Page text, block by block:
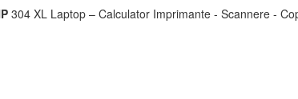
304 XL Laptop – Calculator Imprimante - Scannere -